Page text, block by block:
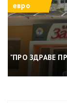
"ПРО ЗДРАВЕ
евро